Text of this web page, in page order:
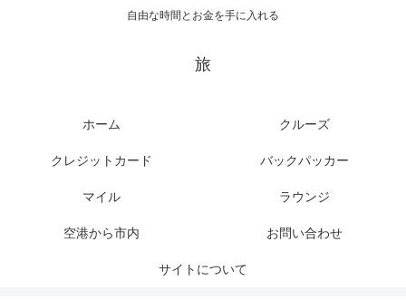
自由な時間とお金を手に入れる
旅
ホーム クルーズ
クレジットカード バックパッカー
マイル ラウンジ
空港から市内 お問い合わせ
サイトについて